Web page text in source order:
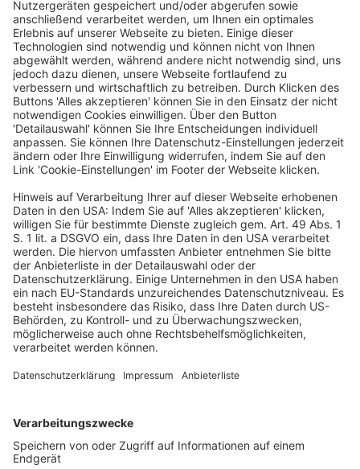
sondern andere Lösungen zur Anwendung kommen,
bei denen anstelle der internen Ressourcen, die
Banken halten müssen, oder privater,
branchenfinanzierter Sicherheitsnetze wie
Einlagensicherungssysteme und Abwicklungsfonds
mitunter Steuergelder herangezogen werden. Ziele des
Reformvorschlags seien die Wahrung der
Finanzstabilität und der Schutz von Steuergeldern, das
Abschirmen der Realwirtschaft vor den Auswirkungen
eines Bankenausfalls und die Verbesserung des
Einlagensicherungssystems. Die Deutsche
Kreditwirtschaft (DK) lehnt den Vorschlag, mit dem
weitreichende Änderungen der Richtlinie zur Sanierung
und Abwicklung von Instituten, der Verordnung über
den einheitlichen Abwicklungsmechanismus und der
Einlagensicherungsrichtlinie angestrebt werden, ab
(PM DK vom 18.4.2023): “Mit diesem fundamentalen
Paradigmenwechsel verfehlt die Europäische
Kommission nicht nur das Ziel für mehr
Finanzmarktstabilität zu sorgen, sie bewirkt sogar
genau das Gegenteil”, sagtDaniel Quinten,
Vorstandsmitglied des Bundesverbandes der
Deutschen Volksbanken und Raiffeisenbanken (BVR),
federführend für die Deutschen Kreditwirtschaft. “Denn
nationalen einlagenbezogenen Sicherungssysteme
erkauft werden”, so
den bewährten Schutz der bestehenden nationalen
Sicherungssysteme bewusst zu gefährden, um ein